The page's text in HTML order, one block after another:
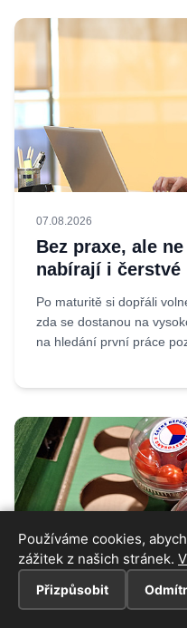
07.08.2026
Bez praxe, ale
nabírají i čerstvé
Po maturitě si dopřáli
zda se dostanou na
na hledání první práce
Používáme cookies,
zážitek z našich stránek.
Přizpůsobit